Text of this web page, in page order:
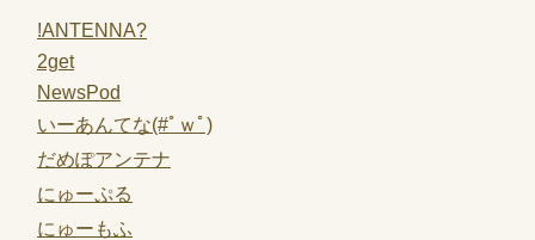
!ANTENNA?
2get
NewsPod
いーあんてな(#ﾟｗﾟ)
だめぽアンテナ
にゅーぷる
にゅーもふ